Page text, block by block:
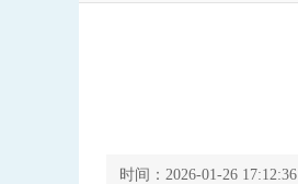
时间：2026-01-26 17:12:36